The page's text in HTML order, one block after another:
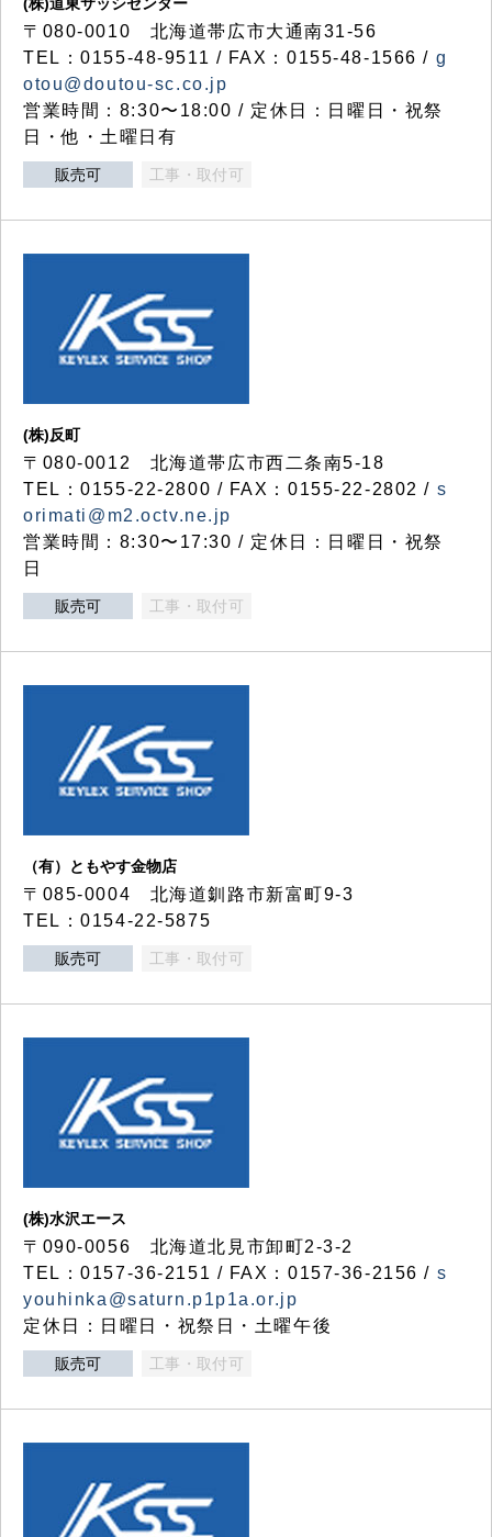
〒080-0010 北海道帯広市大通南31-56
TEL：0155-48-9511 / FAX：0155-48-1566 / g
otou@doutou-sc.co.jp
営業時間：8:30〜18:00 / 定休日：日曜日・祝祭
日・他・土曜日有
販売可 工事・取付可
(株)反町
〒080-0012 北海道帯広市西二条南5-18
TEL：0155-22-2800 / FAX：0155-22-2802 / s
orimati@m2.octv.ne.jp
営業時間：8:30〜17:30 / 定休日：日曜日・祝祭
日
販売可 工事・取付可
（有）ともやす金物店
〒085-0004 北海道釧路市新富町9-3
TEL：0154-22-5875
販売可 工事・取付可
(株)水沢エース
〒090-0056 北海道北見市卸町2-3-2
TEL：0157-36-2151 / FAX：0157-36-2156 / s
youhinka@saturn.p1p1a.or.jp
定休日：日曜日・祝祭日・土曜午後
販売可 工事・取付可